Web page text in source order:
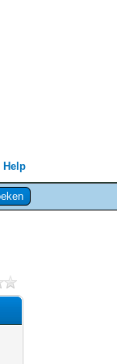
Help